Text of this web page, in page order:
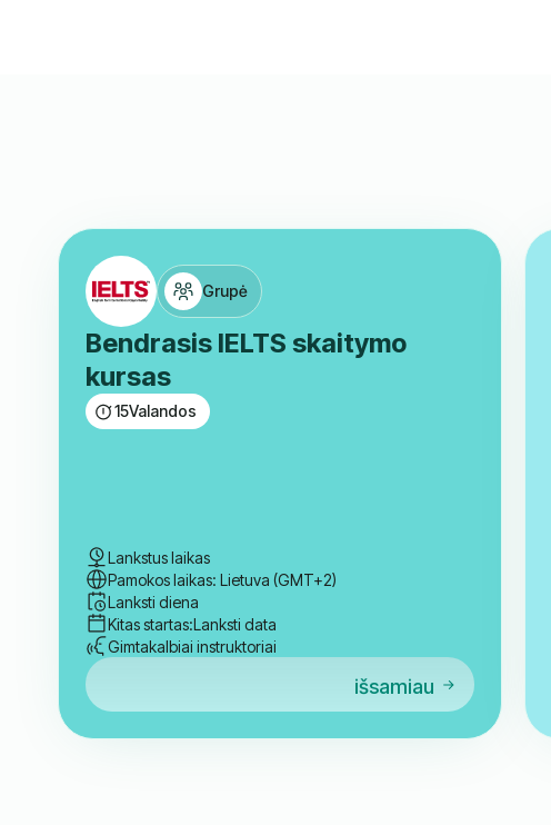
Grupė
Bendrasis IELTS skaitymo
kursas
15Valandos
Lankstus laikas
Pamokos laikas: Lietuva (GMT+2)
Lanksti diena
Kitas startas:Lanksti data
Gimtakalbiai instruktoriai
išsamiau